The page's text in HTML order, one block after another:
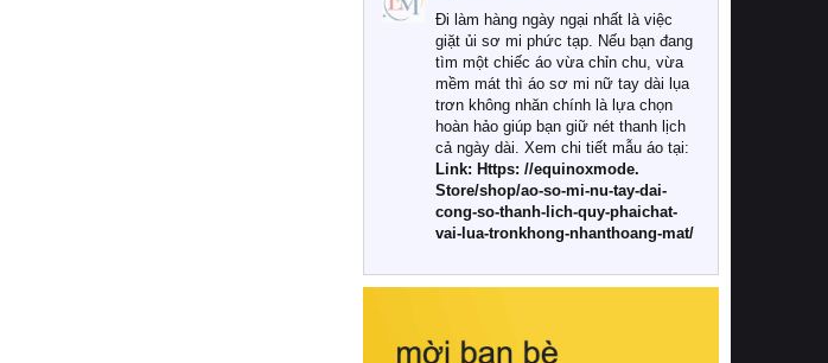
đình? Hãy cùng chúng tôi đi tìm lời
giải đáp chi tiết qua bài viết dưới đây.
1. Tại sao các gia đình hiện đại lại ưa
chuộng chăn ga gối đệm cao cấp?
Khác với các dòng sản phẩm thông
thường, những bộ chăn ga gối đệm
cao cấp trải qua quy trình sản xuất
nghiêm ngặt từ khâu chọn lọc nguyên
liệu tự nhiên đến công nghệ dệt
nhuộm hiện đại không chứa hóa chất
này, bạn sẽ cảm nhận rõ rệt sự khác
hồi chuẩn xác của phần đệm nâng đỡ
Đi làm hàng ngày ngại nhất là việc
giặt ủi sơ mi phức tạp. Nếu bạn đang
tìm một chiếc áo vừa chỉn chu, vừa
mềm mát thì áo sơ mi nữ tay dài lụa
trơn không nhăn chính là lựa chọn
hoàn hảo giúp bạn giữ nét thanh lịch
cả ngày dài. Xem chi tiết mẫu áo tại:
Link: Https: //equinoxmode.
Store/shop/ao-so-mi-nu-tay-dai-
cong-so-thanh-lich-quy-phaichat-
vai-lua-tronkhong-nhanthoang-mat/